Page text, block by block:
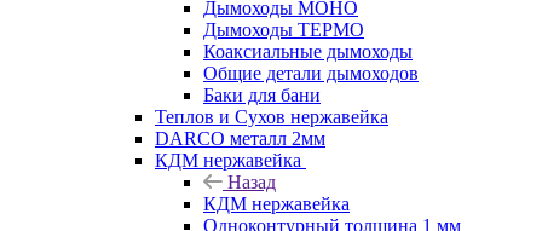
Дымоходы МОНО
Дымоходы ТЕРМО
Коаксиальные дымоходы
Общие детали дымоходов
Баки для бани
Теплов и Сухов нержавейка
DARCO металл 2мм
КДМ нержавейка
Назад
КДМ нержавейка
Одноконтурный толщина 1 мм